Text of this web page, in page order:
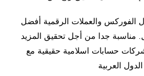
الفوركس والعملات الرقمية أفضل
مناسبة جدا من أجل تحقيق المزيد
حسابات اسلامية حقيقية مع
العربية